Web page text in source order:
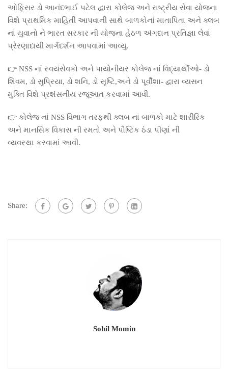
ઓફિસર ડો આનંદભાઈ પટેલ દ્વારા કોલેજ અને રાષ્ટ્રીય સેવા યોજના
વિશે પ્રાથમિક માહિતી આપવાની સાથે બાળકોનાં માતાપિતા અને ક્લબ
નાં યુવાનો ને ભારત સરકાર ની યોજના હેઠળ અંગદાન પ્રતિજ્ઞા લેવાં
પ્રેરણાદાયી માર્ગદર્શન આપવામાં આવ્યું.
👉 NSS નાં સ્વયંસેવકો અને પાયોનીયર કોલેજ નાં વિદ્યાર્થીઓ- ડો
શિવમ, ડો સુપ્રિયા, ડો શનિ, ડો સૃષ્ટિ,અને ડો પૂર્વીશા- દ્વારા વ્યસન
મુક્તિ વિશે પ્રશંસનીય રજૂઆત કરવામાં આવી.
👉 કોલેજ નાં NSS વિભાગ તરફથી ક્લબ નાં બાળકો માટે શારીરિક
અને માનસિક વિકાસ ની રમતો અને પૌષ્ટિક ઠંડા પીણાં ની
વ્યવસ્થા કરવામાં આવી.
Share:
Sohil Momin